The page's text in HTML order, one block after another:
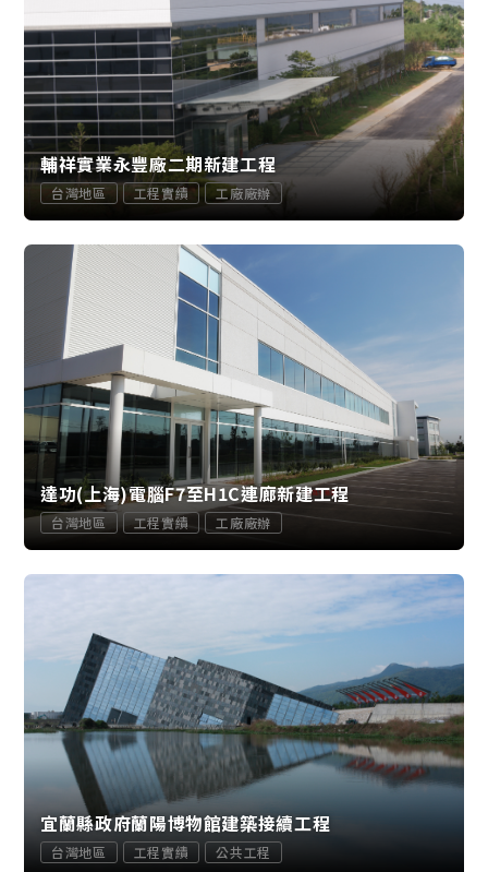
輔祥實業永豐廠二期新建工程
台灣地區 工程實績 工廠廠辦
達功(上海)電腦F7至H1C連廊新建工程
台灣地區 工程實績 工廠廠辦
宜蘭縣政府蘭陽博物館建築接續工程
台灣地區 工程實績 公共工程